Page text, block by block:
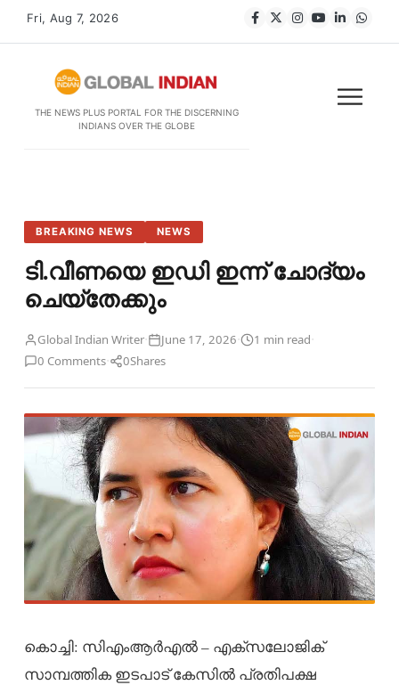
Fri, Aug 7, 2026
THE NEWS PLUS PORTAL FOR THE DISCERNING
INDIANS OVER THE GLOBE
BREAKING NEWS NEWS
ടി.വീണയെ ഇഡി ഇന്ന് ചോദ്യം
ചെയ്തേക്കും
Global Indian Writer· June 17, 2026· 1 min read·
0 Comments· 0Shares
കൊച്ചി: സിഎംആർഎൽ – എക്സലോജിക്
സാമ്പത്തിക ഇടപാട് കേസിൽ പ്രതിപക്ഷ